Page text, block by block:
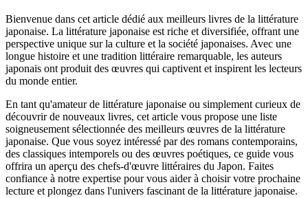
Bienvenue dans cet article dédié aux meilleurs livres de la littérature
japonaise. La littérature japonaise est riche et diversifiée, offrant une
perspective unique sur la culture et la société japonaises. Avec une
longue histoire et une tradition littéraire remarquable, les auteurs
japonais ont produit des œuvres qui captivent et inspirent les lecteurs
du monde entier.
En tant qu'amateur de littérature japonaise ou simplement curieux de
découvrir de nouveaux livres, cet article vous propose une liste
soigneusement sélectionnée des meilleurs œuvres de la littérature
japonaise. Que vous soyez intéressé par des romans contemporains,
des classiques intemporels ou des œuvres poétiques, ce guide vous
offrira un aperçu des chefs-d'œuvre littéraires du Japon. Faites
confiance à notre expertise pour vous aider à choisir votre prochaine
lecture et plongez dans l'univers fascinant de la littérature japonaise.